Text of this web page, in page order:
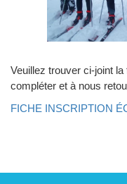
Veuillez trouver ci-joint
compléter et à nous
FICHE INSCRIPTION